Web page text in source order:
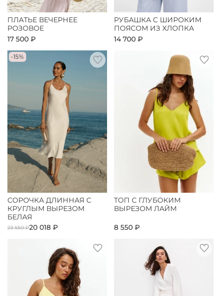
ПЛАТЬЕ ВЕЧЕРНЕЕ
РОЗОВОЕ
17 500 ₽
РУБАШКА С ШИРОКИМ
ПОЯСОМ ИЗ ХЛОПКА
14 700 ₽
-15%
СОРОЧКА ДЛИННАЯ С
КРУГЛЫМ ВЫРЕЗОМ
БЕЛАЯ
23 550 ₽20 018 ₽
ТОП С ГЛУБОКИМ
ВЫРЕЗОМ ЛАЙМ
8 550 ₽